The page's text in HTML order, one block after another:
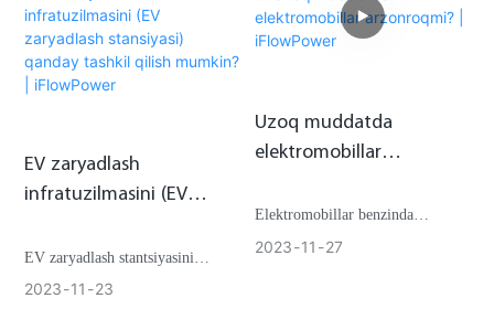
va mintaqalarda farq qilishi
mumkin."
EV zaryadlash
infratuzilmasini (EV
qanday tashkil qilish
mumkin? | iFlowPower
EV zaryadlash stantsiyasini
o'rnatishdan oldin, bir nechta
2023 11 23
Uzoq muddatda
elektromobillar
iFlowPower
Elektromobillar benzinda
ishlaydigan vatandoshlariga
2023 11 27